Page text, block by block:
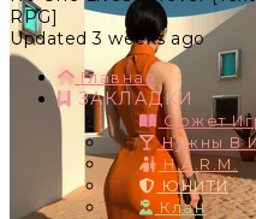
RPG]
Updated 3 weeks ago
Главная
ЗАКЛАДКИ
Сюжет
Нужны В
H.A.R.M.
ЮНИТИ
Клан